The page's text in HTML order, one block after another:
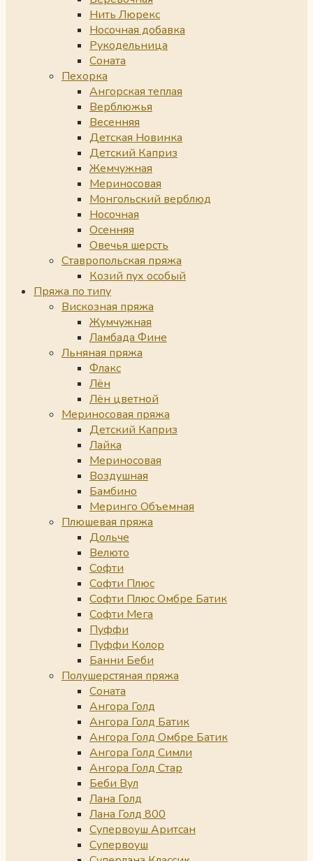
Нить Люрекс
Носочная добавка
Рукодельница
Соната
Пехорка
Ангорская теплая
Верблюжья
Весенняя
Детская Новинка
Детский Каприз
Жемчужная
Мериносовая
Монгольский верблюд
Носочная
Осенняя
Овечья шерсть
Ставропольская пряжа
Козий пух особый
Пряжа по типу
Вискозная пряжа
Жумчужная
Ламбада Фине
Льняная пряжа
Флакс
Лён
Лён цветной
Мериносовая пряжа
Детский Каприз
Лайка
Мериносовая
Воздушная
Бамбино
Меринго Объемная
Плюшевая пряжа
Дольче
Велюто
Софти
Софти Плюс
Софти Плюс Омбре Батик
Софти Мега
Пуффи
Пуффи Колор
Банни Беби
Полушерстяная пряжа
Соната
Ангора Голд
Ангора Голд Батик
Ангора Голд Омбре Батик
Ангора Голд Симли
Ангора Голд Стар
Беби Вул
Лана Голд
Лана Голд 800
Супервоуш Аритсан
Супервоуш